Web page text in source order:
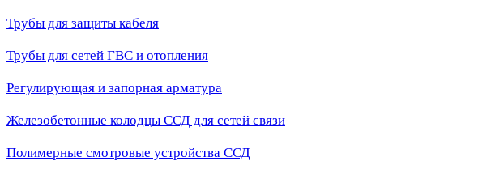
Трубы для защиты кабеля
Трубы для сетей ГВС и отопления
Регулирующая и запорная арматура
Железобетонные колодцы ССД для сетей связи
Полимерные смотровые устройства ССД